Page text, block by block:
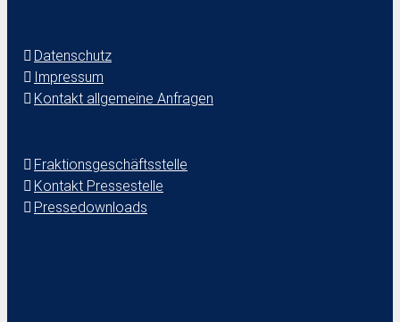
Datenschutz
Impressum
Kontakt allgemeine Anfragen
Fraktionsgeschäftsstelle
Kontakt Pressestelle
Pressedownloads